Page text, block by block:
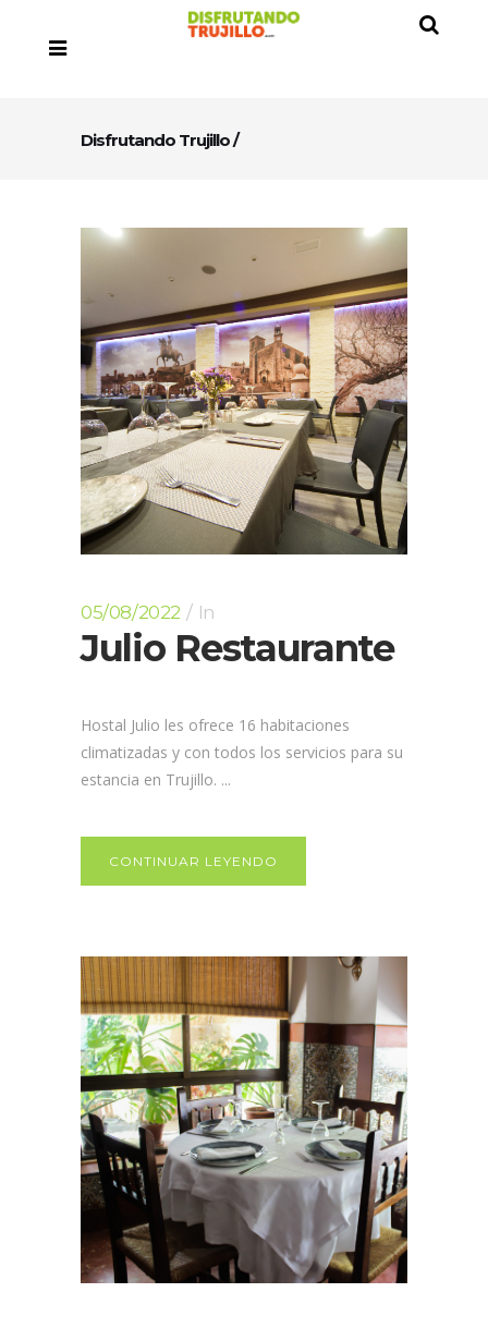
Disfrutando Trujillo/
05/08/2022 In
Julio Restaurante
Hostal Julio les ofrece 16 habitaciones
climatizadas y con todos los servicios para su
estancia en Trujillo. ...
CONTINUAR LEYENDO